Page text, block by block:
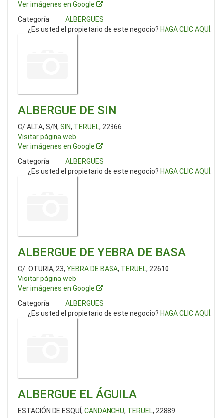
Ver imágenes en Google
Categoría
ALBERGUES
¿Es usted el propietario de este negocio? HAGA CLIC AQUÍ .
ALBERGUE DE SIN
C/ ALTA, S/N, SIN, TERUEL, 22366
Visitar página web
Ver imágenes en Google
Categoría
ALBERGUES
¿Es usted el propietario de este negocio? HAGA CLIC AQUÍ .
ALBERGUE DE YEBRA DE BASA
C/. OTURIA, 23, YEBRA DE BASA, TERUEL, 22610
Visitar página web
Ver imágenes en Google
Categoría
ALBERGUES
¿Es usted el propietario de este negocio? HAGA CLIC AQUÍ .
ALBERGUE EL ÁGUILA
ESTACIÓN DE ESQUÍ, CANDANCHU, TERUEL, 22889